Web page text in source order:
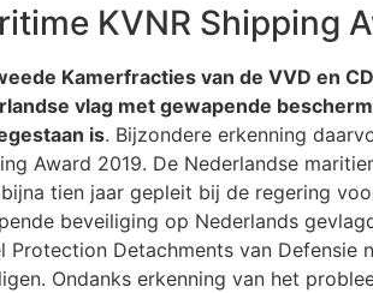
KVNR Shipping
Kamerfracties van de VVD en
vlag met gewapende
is. Bijzondere erkenning
Award 2019. De Nederlandse
tien jaar gepleit bij de regering
beveiliging op Nederlands
Protection Detachments van
Ondanks erkenning van het